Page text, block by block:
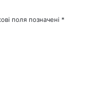
поля позначені *